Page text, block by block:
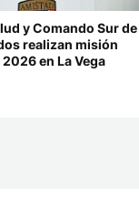
y Comando Sur de
realizan misión
en La Vega